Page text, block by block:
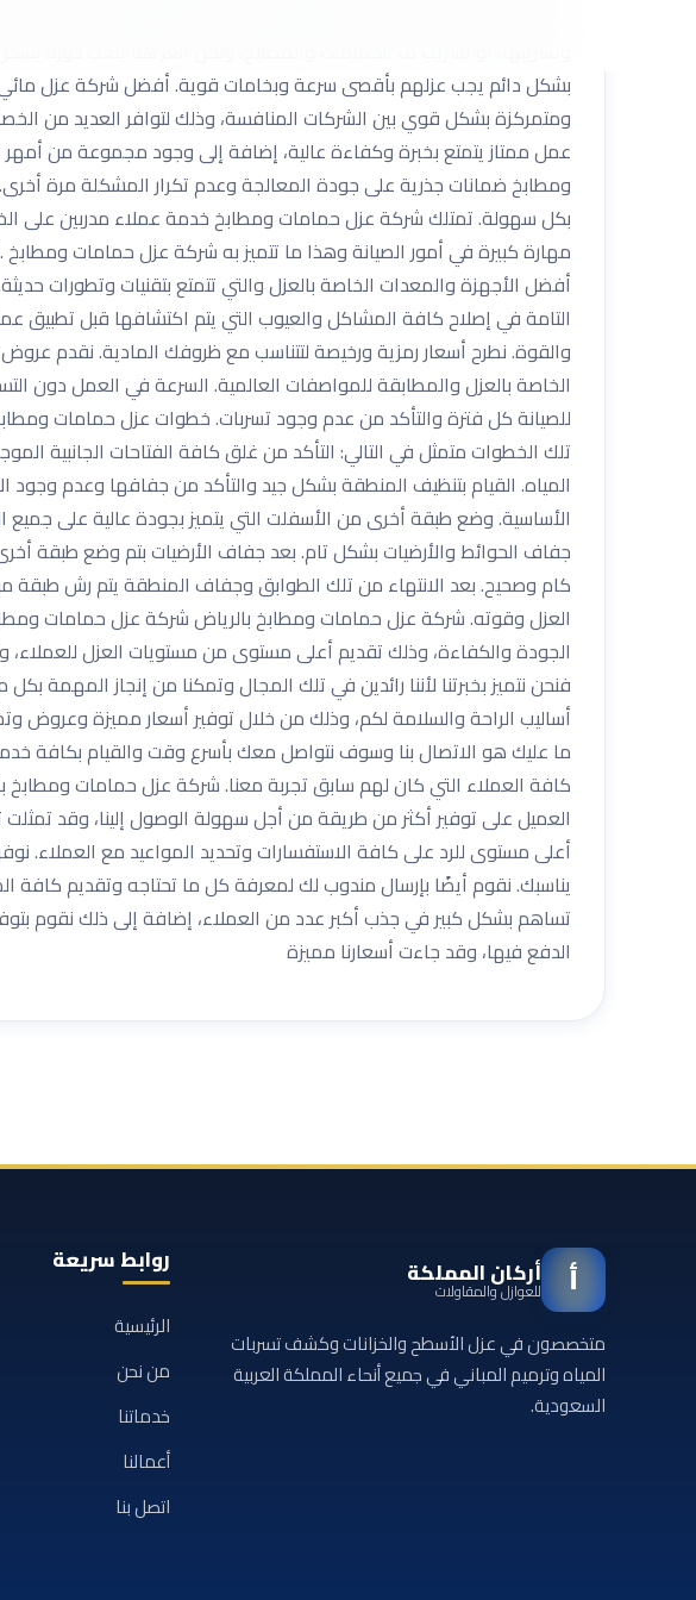
بشكل دائم يجب عزلهم بأقصى سرعة وبخامات قوية. أفضل شركة عزل
ومتمركزة بشكل قوي بين الشركات المنافسة، وذلك لتوافر العديد من
عمل ممتاز يتمتع بخبرة وكفاءة عالية، إضافة إلى وجود مجموعة من
ومطابخ ضمانات جذرية على جودة المعالجة وعدم تكرار المشكلة مرة
مهارة كبيرة في أمور الصيانة وهذا ما تتميز به شركة عزل حمامات
أفضل الأجهزة والمعدات الخاصة بالعزل والتي تتمتع بتقنيات وتطورات
التامة في إصلاح كافة المشاكل والعيوب التي يتم اكتشافها قبل تطبيق
والقوة. نطرح أسعار رمزية ورخيصة لتتناسب مع ظروفك المادية. نقدم
الخاصة بالعزل والمطابقة للمواصفات العالمية. السرعة في العمل
للصيانة كل فترة والتأكد من عدم وجود تسربات. خطوات عزل حمامات
تلك الخطوات متمثل في التالي: التأكد من غلق كافة الفتاحات الجانبية
المياه. القيام بتنظيف المنطقة بشكل جيد والتأكد من جفافها وعدم وجود
الأساسية. وضع طبقة أخرى من الأسفلت التي يتميز بجودة عالية على
جفاف الحوائط والأرضيات بشكل تام. بعد جفاف الأرضيات بتم وضع طبقة
كام وصحيح. بعد الانتهاء من تلك الطوابق وجفاف المنطقة يتم رش طبقة
العزل وقوته. شركة عزل حمامات ومطابخ بالرياض شركة عزل حمامات
الجودة والكفاءة، وذلك تقديم أعلى مستوى من مستويات العزل
فنحن نتميز بخبرتنا لأننا رائدين في تلك المجال وتمكنا من إنجاز
أساليب الراحة والسلامة لكم، وذلك من خلال توفير أسعار مميزة وعروض
ما عليك هو الاتصال بنا وسوف نتواصل معك بأسرع وقت والقيام بكافة
كافة العملاء التي كان لهم سابق تجربة معنا. شركة عزل حمامات
العميل على توفير أكثر من طريقة من أجل سهولة الوصول إلينا، وقد
أعلى مستوى للرد على كافة الاستفسارات وتحديد المواعيد مع العملاء.
يناسبك. نقوم أيضًا بإرسال مندوب لك لمعرفة كل ما تحتاجه وتقديم
تساهم بشكل كبير في جذب أكبر عدد من العملاء، إضافة إلى ذلك نقوم
الدفع فيها، وقد جاءت أسعارنا مميزة
أ أركان المملكة
للعوازل والمقاولات
متخصصون في عزل الأسطح والخزانات وكشف تسربات
المياه وترميم المباني في جميع أنحاء المملكة العربية
السعودية.
روابط سريعة
الرئيسية
من نحن
خدماتنا
أعمالنا
اتصل بنا